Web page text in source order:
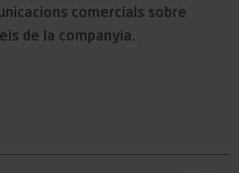
comercials sobre
de la companyia.